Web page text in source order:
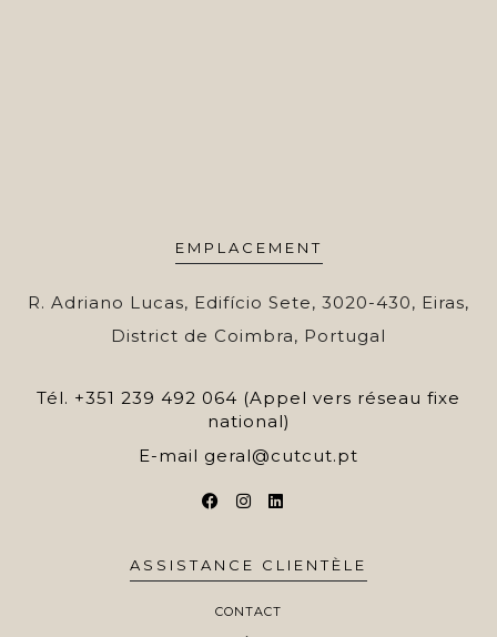
EMPLACEMENT
R. Adriano Lucas, Edifício Sete, 3020-430, Eiras,
District de Coimbra, Portugal
Tél. +351 239 492 064 (Appel vers réseau fixe
national)
E-mail geral@cutcut.pt
ASSISTANCE CLIENTÈLE
CONTACT